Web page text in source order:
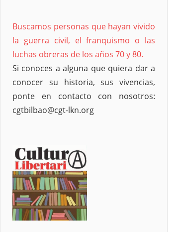
Buscamos personas que hayan vivido
la guerra civil, el franquismo o las
luchas obreras de los años 70 y 80.
Si conoces a alguna que quiera dar a
conocer su historia, sus vivencias,
ponte en contacto con nosotros:
cgtbilbao@cgt-lkn.org